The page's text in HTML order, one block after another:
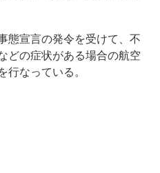
態宣言の発令を受けて、不
どの症状がある場合の航空
行なっている。